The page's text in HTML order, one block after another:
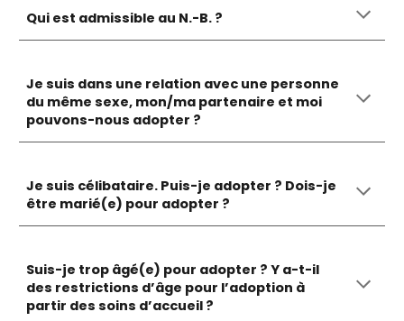
Qui est admissible au N.-B. ?
Je suis dans une relation avec une personne
du même sexe, mon/ma partenaire et moi
pouvons-nous adopter ?
Je suis célibataire. Puis-je adopter ? Dois-je
être marié(e) pour adopter ?
Suis-je trop âgé(e) pour adopter ? Y a-t-il
des restrictions d’âge pour l’adoption à
partir des soins d’accueil ?